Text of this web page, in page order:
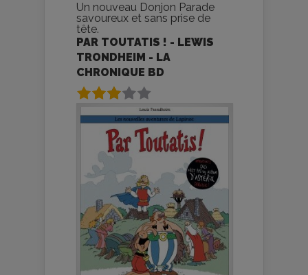
Un nouveau Donjon Parade
savoureux et sans prise de
tête.
PAR TOUTATIS ! - LEWIS
TRONDHEIM - LA
CHRONIQUE BD